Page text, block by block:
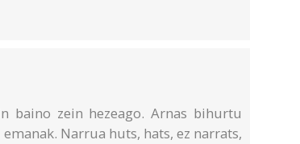
baino zein hezeago. Arnas bihurtu
Narrua huts, hats, ez narrats,